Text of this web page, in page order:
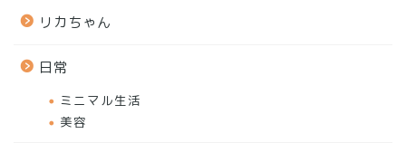
リカちゃん
日常
ミニマル生活
美容